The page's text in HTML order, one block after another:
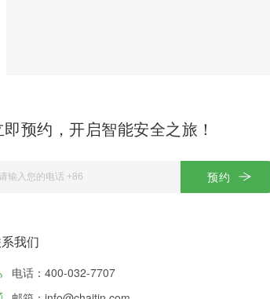
即预约，开启智能安全之旅！
预约
我们
电话：400-032-7707